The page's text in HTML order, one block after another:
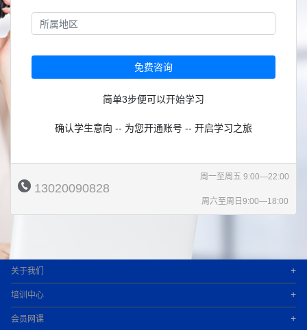
免费咨询
简单3步便可以开始学习
确认学生意向 -- 为您开通账号 -- 开启学习之旅
13020090828
周一至周五 9:00—22:00
周六至周日9:00—18:00
关于我们 +
培训中心 +
会员网课 +